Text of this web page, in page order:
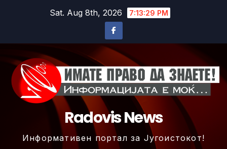
Sat. Aug 8th, 2026 7:13:32 PM
Radovis News
Информативен портал за Југоистокот!